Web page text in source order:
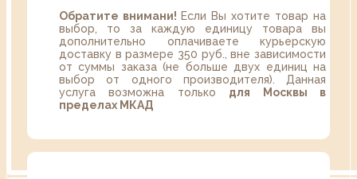
Обратите внимани! Если Вы хотите товар на
выбор, то за каждую единицу товара вы
дополнительно оплачиваете курьерскую
доставку в размере 350 руб., вне зависимости
от суммы заказа (не больше двух единиц на
выбор от одного производителя). Данная
услуга возможна только для Москвы в
пределах МКАД